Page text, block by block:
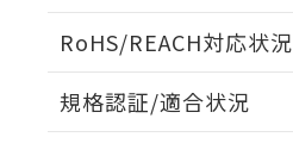
RoHS/REACH対応状況
規格認証/適合状況